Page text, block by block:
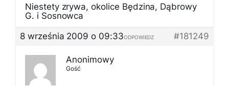
Niestety zrywa, okolice Będzina, Dąbrowy
G. i Sosnowca
8 września 2009 o 09:33
#181249
ODPOWIEDZ
Anonimowy
Gość